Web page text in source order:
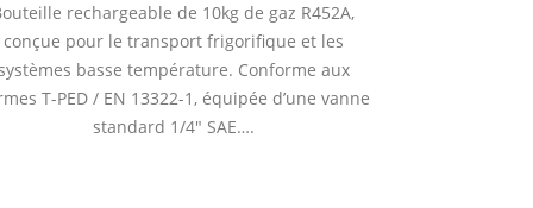
rechargeable de 10kg de gaz R452A,
conçue pour le transport frigorifique et les
basse température. Conforme aux
T-PED / EN 13322-1, équipée d’une vanne
standard 1/4″ SAE….